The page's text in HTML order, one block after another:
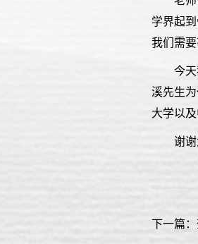
学界起
我们需
今
溪先生
大学以
谢谢
下一篇